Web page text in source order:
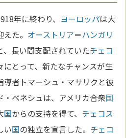
年に終わり、 ヨーロッパは大
た。 オーストリア＝ハンガリ
、長い間支配されていたチェコ
にとって、新たなチャンスが生
導者トマーシュ・マサリクと彼
・ベネシュは、アメリカ合衆国
国からの支持を得て、 チェコス
い国の独立を宣言した。 チェコ